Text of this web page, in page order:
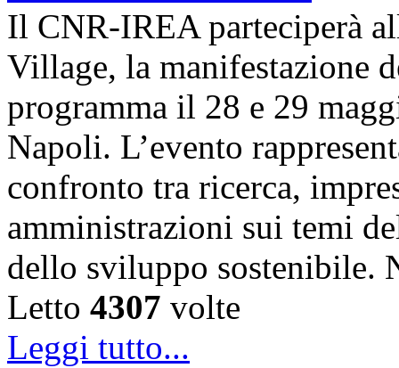
Il CNR-IREA parteciperà
Village, la manifestazione
programma il 28 e 29
Napoli. L’evento
confronto tra ricerca,
amministrazioni sui temi
dello sviluppo sostenibile.
Letto 4307 volte
Leggi tutto...